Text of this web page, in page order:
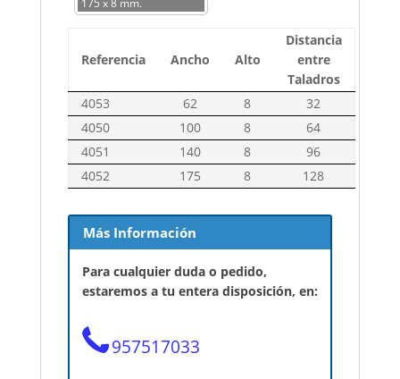
175 x 8 mm.
Referencia Ancho Alto
Distancia
entre
Taladros
4053
62 8
32
4050
100 8
64
4051
140 8
96
4052
175 8 128
Más Información
Para cualquier duda o pedido,
estaremos a tu entera disposición, en:
957517033